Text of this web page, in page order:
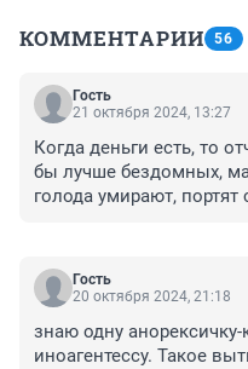
КОММЕНТАРИИ 56
Гость
21 октября 2024, 13:27
Когда деньги есть, то
бы лучше бездомных,
голода умирают, портят
Гость
20 октября 2024, 21:18
знаю одну
иноагентессу. Такое